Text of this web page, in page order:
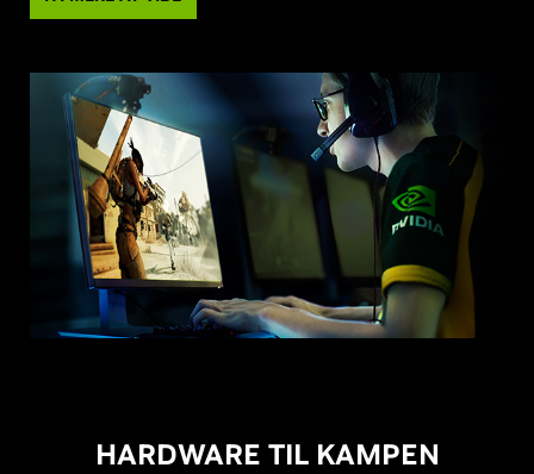
HARDWARE TIL KAMPEN